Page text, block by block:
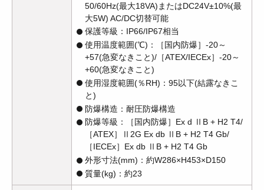
50/60Hz(最大18VA)またはDC24V±10%(最
大5W) AC/DC切替可能
保護等級：IP66/IP67相当
使用温度範囲(℃)：［国内防爆］-20～
+57(急変なきこと)/［ATEX/IECEx］-20～
+60(急変なきこと)
使用湿度範囲(％RH)：95以下(結露なきこ
と)
防爆構造：耐圧防爆構造
防爆等級：［国内防爆］Ex d ⅡB + H2 T4/
［ATEX］Ⅱ2G Ex db ⅡB + H2 T4 Gb/
［IECEx］Ex db ⅡB + H2 T4 Gb
外形寸法(mm)：約W286×H453×D150
質量(kg)：約23